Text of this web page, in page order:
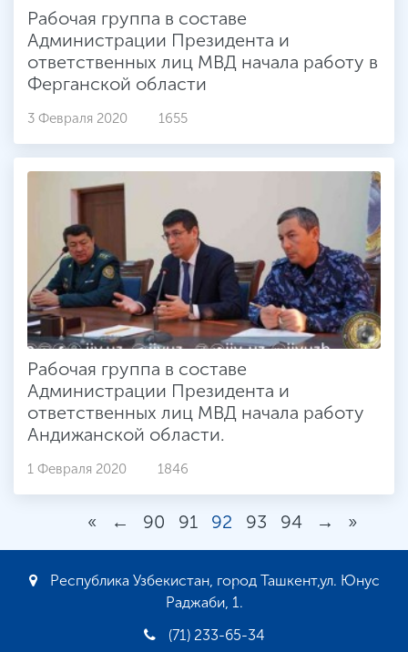
Рабочая группа в составе
Администрации Президента и
ответственных лиц МВД начала работу в
Ферганской области
3 Февраля 2020 1655
Рабочая группа в составе
Администрации Президента и
ответственных лиц МВД начала работу
Андижанской области.
1 Февраля 2020 1846
« ← 90 91 92 93 94 → »
Республика Узбекистан, город Ташкент,ул. Юнус
Раджаби, 1.
(71) 233-65-34